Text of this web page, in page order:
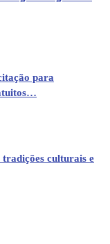
para
culturais e